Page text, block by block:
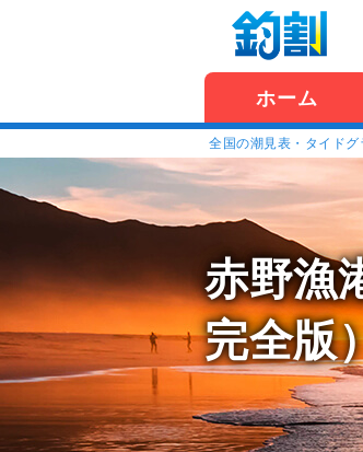
ホーム
全国の潮見表・タイドグ
赤野漁
完全版